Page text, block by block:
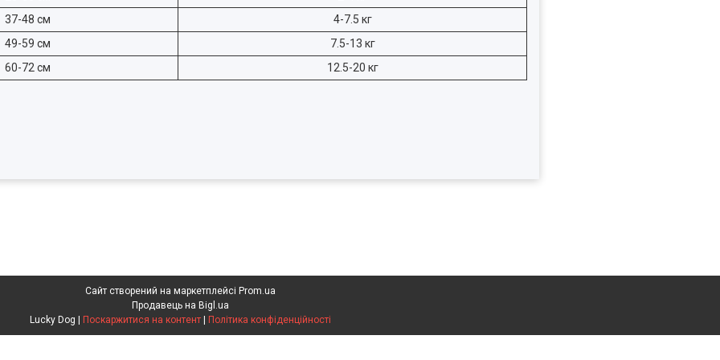
37-48 см
4-7.5 кг
49-59 см
7.5-13 кг
60-72 см 12.5-20 кг
Сайт створений на маркетплейсі Prom.ua
Продавець на Bigl.ua
Поскаржитися на контент Політика конфіденційності